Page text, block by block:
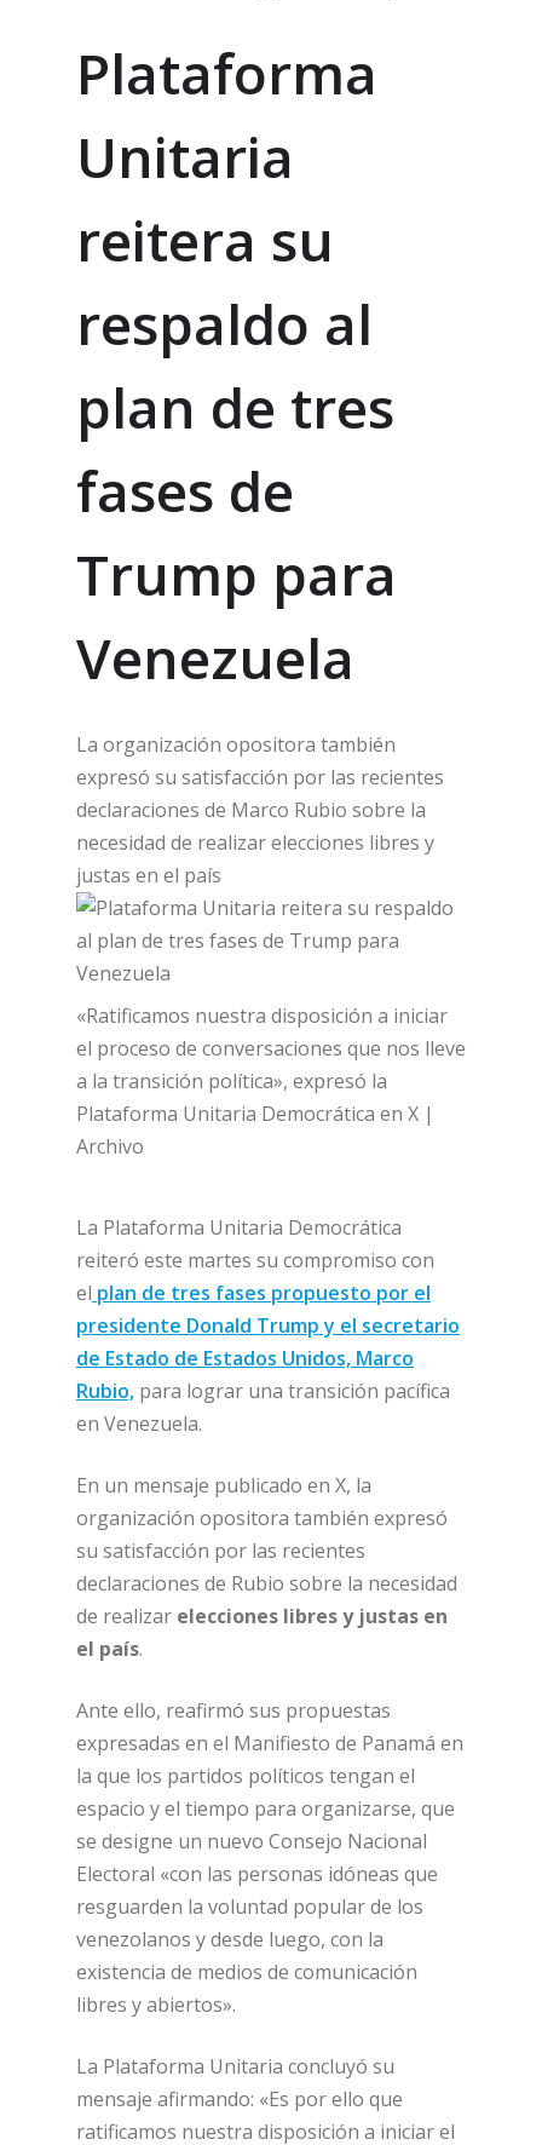
Plataforma
Unitaria
reitera su
respaldo al
plan de tres
fases de
Trump para
Venezuela
La organización opositora también
expresó su satisfacción por las recientes
declaraciones de Marco Rubio sobre la
necesidad de realizar elecciones libres y
justas en el país
«Ratificamos nuestra disposición a iniciar
el proceso de conversaciones que nos lleve
a la transición política», expresó la
Plataforma Unitaria Democrática en X |
Archivo
La Plataforma Unitaria Democrática
reiteró este martes su compromiso con
el plan de tres fases propuesto por el
presidente Donald Trump y el secretario
de Estado de Estados Unidos, Marco
Rubio, para lograr una transición pacífica
en Venezuela.
En un mensaje publicado en X, la
organización opositora también expresó
su satisfacción por las recientes
declaraciones de Rubio sobre la necesidad
de realizar elecciones libres y justas en
el país.
Ante ello, reafirmó sus propuestas
expresadas en el Manifiesto de Panamá en
la que los partidos políticos tengan el
espacio y el tiempo para organizarse, que
se designe un nuevo Consejo Nacional
Electoral «con las personas idóneas que
resguarden la voluntad popular de los
venezolanos y desde luego, con la
existencia de medios de comunicación
libres y abiertos».
La Plataforma Unitaria concluyó su
mensaje afirmando: «Es por ello que
ratificamos nuestra disposición a iniciar el